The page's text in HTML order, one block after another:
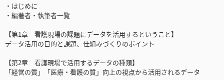
・はじめに
・編著者・執筆者一覧
【第1章 看護現場の課題にデータを活用するということ】
データ活用の目的と課題、仕組みづくりのポイント
【第2章 看護現場で活用するデータの種類】
「経営の質」「医療・看護の質」向上の視点から活用されるデータ